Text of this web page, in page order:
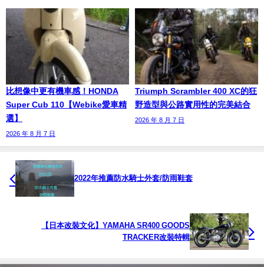
比想像中更有機車感！HONDA
Super Cub 110【Webike愛車精
選】
2026 年 8 月 7 日
Triumph Scrambler 400 XC的狂
野造型與公路實用性的完美結合
2026 年 8 月 7 日
2022年推薦防水騎士外套/防雨鞋套
【日本改裝文化】YAMAHA SR400 GOODS
TRACKER改裝特輯